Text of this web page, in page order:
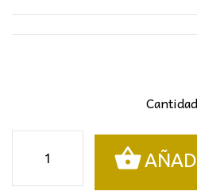
tiffany
cantidad